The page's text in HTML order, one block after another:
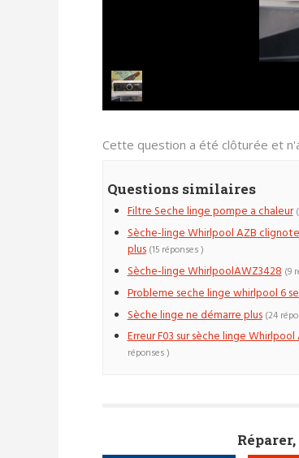
Cette question a été clôturée et
Questions similaires
Filtre Seche linge pompe a chaleur
Sèche-linge Whirlpool AZB
plus (15 réponses )
Sèche-linge WhirlpoolAWZ3428 (9
Probleme seche linge whirlpool 6
Sèche linge ne démarre plus (24
Erreur F03 sur sèche linge Whirlpool
réponses )